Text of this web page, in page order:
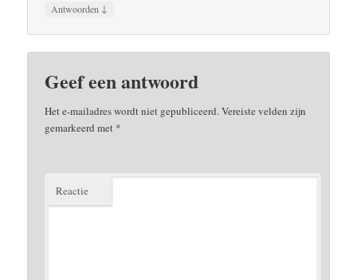
Antwoorden ↓
Geef een antwoord
Het e-mailadres wordt niet gepubliceerd.Vereiste velden zijn
gemarkeerd met *
Reactie